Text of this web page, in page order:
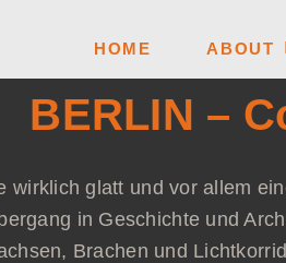
HOME ABOUT
BERLIN –
wirklich glatt und vor allem
in Geschichte und
Brachen und